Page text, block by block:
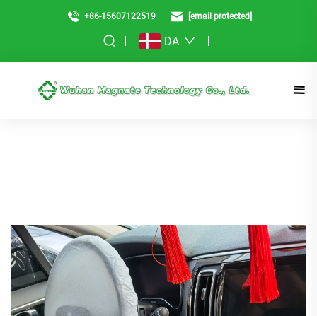
+86-15607122519 [email protected]
DA